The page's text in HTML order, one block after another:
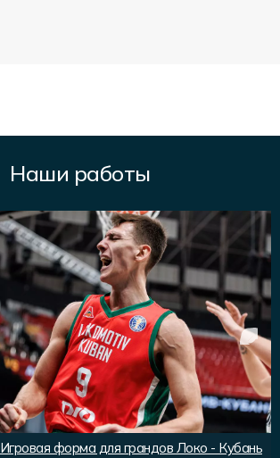
Наши работы
Игровая форма для грандов Локо - Кубань